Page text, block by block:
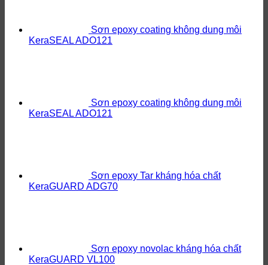
Sơn epoxy coating không dung môi
KeraSEAL ADO121
Sơn epoxy coating không dung môi
KeraSEAL ADO121
Sơn epoxy Tar kháng hóa chất
KeraGUARD ADG70
Sơn epoxy novolac kháng hóa chất
KeraGUARD VL100